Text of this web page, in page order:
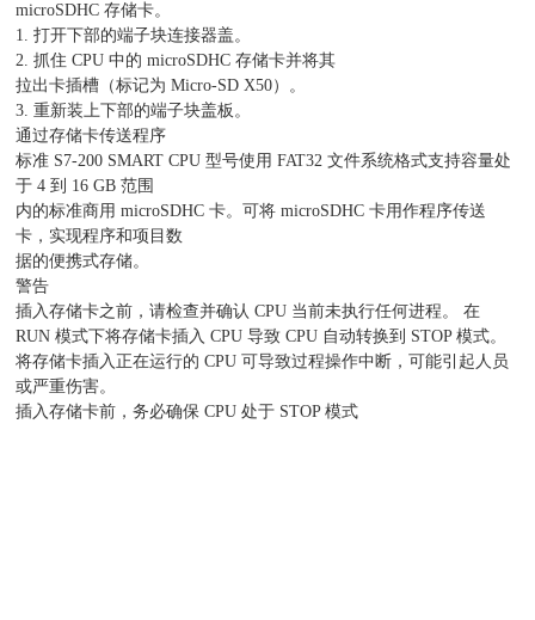
microSDHC 存储卡。
1. 打开下部的端子块连接器盖。
2. 抓住 CPU 中的 microSDHC 存储卡并将其
拉出卡插槽（标记为 Micro-SD X50）。
3. 重新装上下部的端子块盖板。
通过存储卡传送程序
标准 S7-200 SMART CPU 型号使用 FAT32 文件系统格式支持容量处
于 4 到 16 GB 范围
内的标准商用 microSDHC 卡。可将 microSDHC 卡用作程序传送
卡，实现程序和项目数
据的便携式存储。
警告
插入存储卡之前，请检查并确认 CPU 当前未执行任何进程。 在
RUN 模式下将存储卡插入 CPU 导致 CPU 自动转换到 STOP 模式。
将存储卡插入正在运行的 CPU 可导致过程操作中断，可能引起人员
或严重伤害。
插入存储卡前，务必确保 CPU 处于 STOP 模式